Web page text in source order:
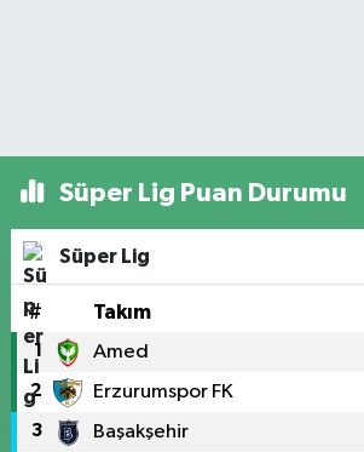
Süper Lig Puan Durumu
Süper Lig
# Takım
1 Amed
2 Erzurumspor FK
3 Başakşehir